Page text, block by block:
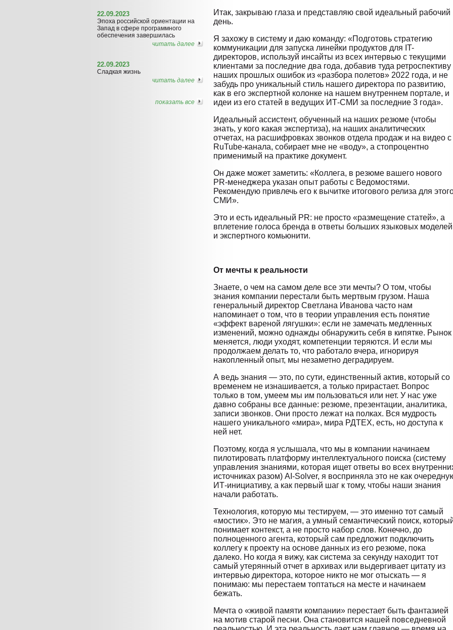
22.09.2023
Эпоха российской ориентации на
Запад в сфере программного
обеспечения завершилась
читать далее
22.09.2023
Сладкая жизнь
читать далее
показать все
Итак, закрываю глаза и представляю свой идеальный рабочий
день.
Я захожу в систему и даю команду: «Подготовь стратегию
коммуникации для запуска линейки продуктов для IT-
директоров, используй инсайты из всех интервью с текущими
клиентами за последние два года, добавив туда ретроспективу
наших прошлых ошибок из «разбора полетов» 2022 года, и не
забудь про уникальный стиль нашего директора по развитию,
как в его экспертной колонке на нашем внутреннем портале, и
идеи из его статей в ведущих ИТ-СМИ за последние 3 года».
Идеальный ассистент, обученный на наших резюме (чтобы
знать, у кого какая экспертиза), на наших аналитических
отчетах, на расшифровках звонков отдела продаж и на видео с
RuTube-канала, собирает мне не «воду», а стопроцентно
применимый на практике документ.
Он даже может заметить: «Коллега, в резюме вашего нового
PR-менеджера указан опыт работы с Ведомостями.
Рекомендую привлечь его к вычитке итогового релиза для
СМИ».
Это и есть идеальный PR: не просто «размещение статей», а
вплетение голоса бренда в ответы больших языковых моделей
и экспертного комьюнити.
От мечты к реальности
Знаете, о чем на самом деле все эти мечты? О том, чтобы
знания компании перестали быть мертвым грузом. Наша
генеральный директор Светлана Иванова часто нам
напоминает о том, что в теории управления есть понятие
«эффект вареной лягушки»: если не замечать медленных
изменений, можно однажды обнаружить себя в кипятке. Рынок
меняется, люди уходят, компетенции теряются. И если мы
продолжаем делать то, что работало вчера, игнорируя
накопленный опыт, мы незаметно деградируем.
А ведь знания — это, по сути, единственный актив, который со
временем не изнашивается, а только прирастает. Вопрос
только в том, умеем мы им пользоваться или нет. У нас уже
давно собраны все данные: резюме, презентации, аналитика,
записи звонков. Они просто лежат на полках. Вся мудрость
нашего уникального «мира», мира РДТЕХ, есть, но доступа к
ней нет.
Поэтому, когда я услышала, что мы в компании начинаем
пилотировать платформу интеллектуального поиска (систему
управления знаниями, которая ищет ответы во всех
источниках разом) АI-Solver, я восприняла это не как
ИТ-инициативу, а как первый шаг к тому, чтобы наши знания
начали работать.
Технология, которую мы тестируем, — это именно тот самый
«мостик». Это не магия, а умный семантический поиск,
понимает контекст, а не просто набор слов. Конечно, до
полноценного агента, который сам предложит подключить
коллегу к проекту на основе данных из его резюме, пока
далеко. Но когда я вижу, как система за секунду находит тот
самый утерянный отчет в архивах или выдергивает цитату из
интервью директора, которое никто не мог отыскать — я
понимаю: мы перестаем топтаться на месте и начинаем
бежать.
Мечта о «живой памяти компании» перестает быть фантазией
на мотив старой песни. Она становится нашей повседневной